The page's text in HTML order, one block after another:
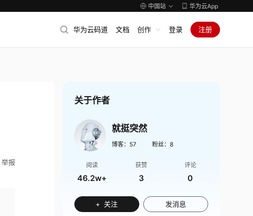
中国站 华为云App
华为云码道 文档 创作 登录 注册
举报
关于作者
就挺突然
博客： 57 粉丝： 8
阅读
46.2w+
获赞
3
评论
0
+ 关注 发消息